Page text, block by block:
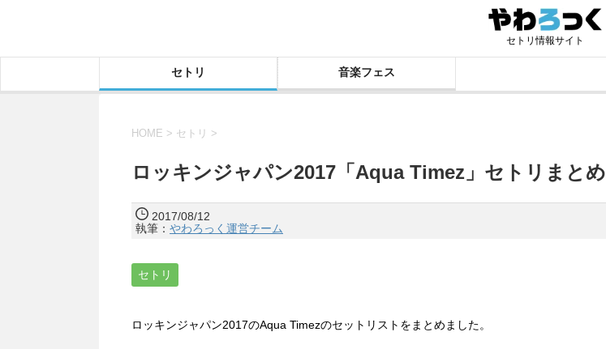
セトリ情報サイト
セトリ 音楽フェス
HOME > セトリ >
ロッキンジャパン2017「Aqua Timez」セトリまとめ
2017/08/12
執筆： やわろっく運営チーム
セトリ
ロッキンジャパン2017のAqua Timezのセットリストをまとめました。